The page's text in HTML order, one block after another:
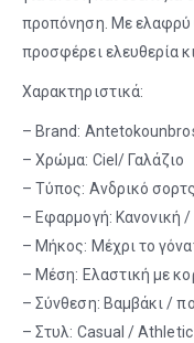
προπόνηση. Με ελαφρύ
προσφέρει ελευθερία
Χαρακτηριστικά:
– Brand:
– Χρώμα: Ciel/ Γαλάζιο
– Τύπος: Ανδρικό
– Εφαρμογή: Κανονική
– Μήκος: Μέχρι το
– Μέση: Ελαστική με
– Σύνθεση: Βαμβάκι /
– Στυλ: Casual / Athletic